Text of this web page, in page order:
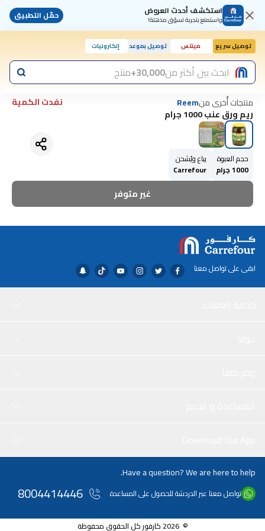
استكشف أحدث العروض
واستمتع بتجربة تسوّق مذهلة! حمّل التطبيق
توصيل سريع مينتس توصيل بموعد إلكترونيات
ابحث بين أكثر من30,000+ منتج
منتجات أُخرى منReem
نفدت الكمية
ريم ورق عنب 1000 جرام
حجم العبوة
1000 جرام
يباع ويُشحن
Carrefour
غير متوفر
ابقى على تواصل معنا
Have a question? We are here to help.
تواصل معنا عبر الدردشة للحصول على المساعدة 8004414446
© 2026 كارفور كل الحقوق محفوظة